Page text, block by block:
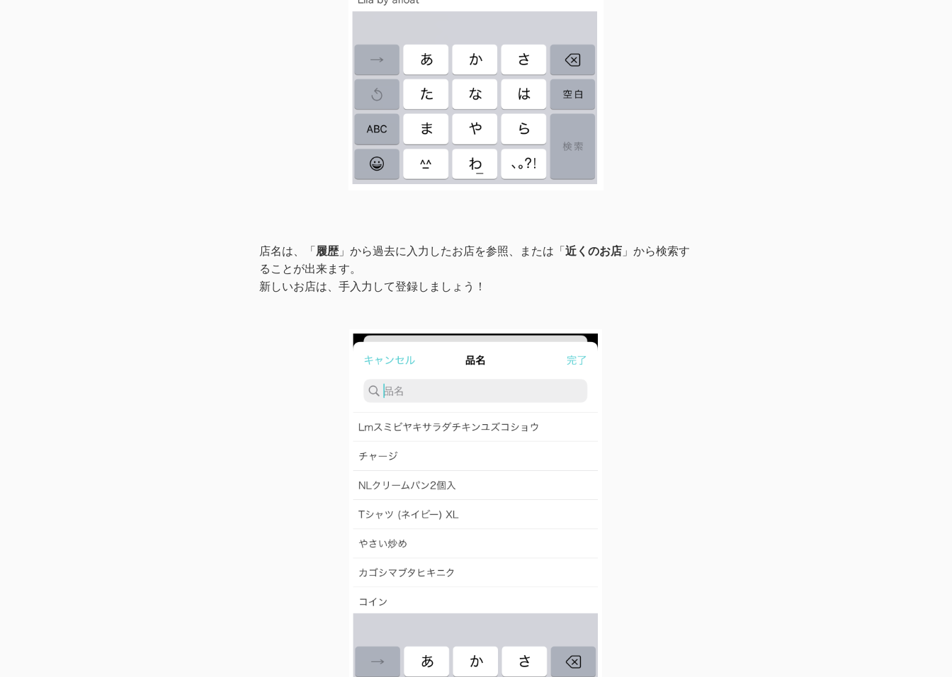
店名は、「 履歴 」から過去に入力したお店を参照、または「近くのお店 」から検索す
ることが出来ます。
新しいお店は、手入力して登録しましょう！